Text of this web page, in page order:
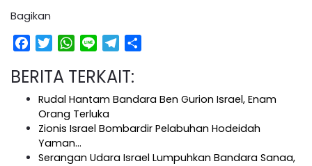
Bagikan
Facebook
TwitterWhatsApp
Line Telegram
BERITA TERKAIT:
Rudal Hantam Bandara Ben Gurion Israel, Enam
Orang Terluka
Zionis Israel Bombardir Pelabuhan Hodeidah
Yaman…
Serangan Udara Israel Lumpuhkan Bandara Sanaa,